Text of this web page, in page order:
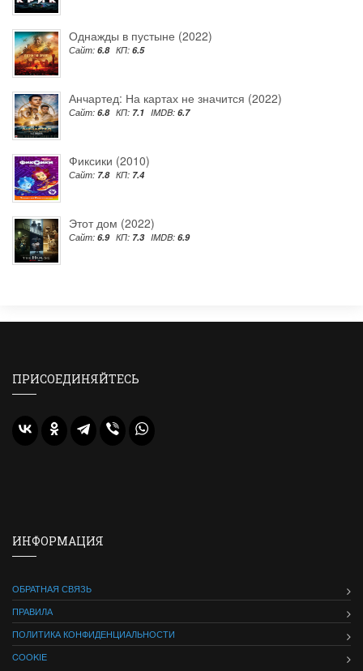
Однажды в пустыне (2022)
Сайт: 6.8 КП: 6.5
Анчартед: На картах не значится (2022)
Сайт: 6.8 КП: 7.1 IMDB: 6.7
Фиксики (2010)
Сайт: 7.8 КП: 7.4
Этот дом (2022)
Сайт: 6.9 КП: 7.3 IMDB: 6.9
ПРИСОЕДИНЯЙТЕСЬ
ИНФОРМАЦИЯ
ОБРАТНАЯ СВЯЗЬ
ПРАВИЛА
ПОЛИТИКА КОНФИДЕНЦИАЛЬНОСТИ
COOKIE